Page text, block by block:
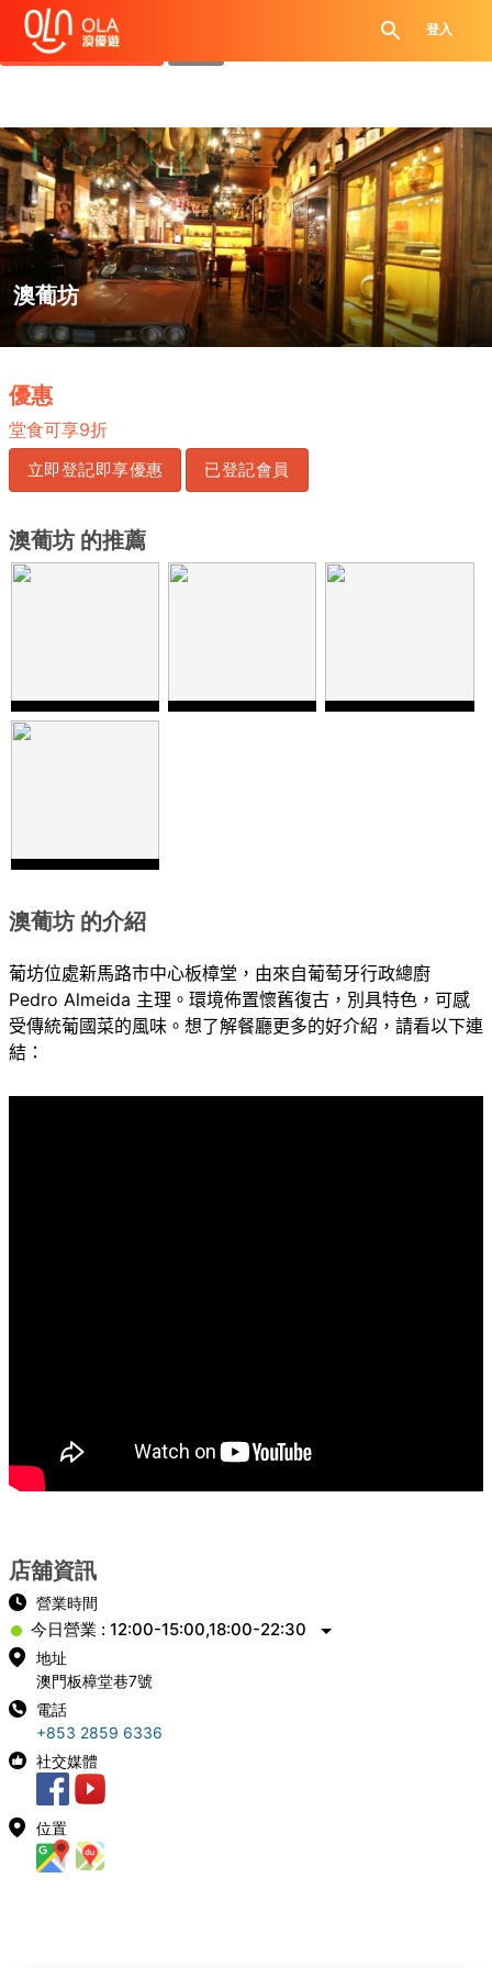
登入
領取每日優惠券
查看`我的優惠記錄`
澳葡坊
.
優惠
堂食可享9折
立即登記即享優惠 已登記會員
澳葡坊 的推薦
澳葡坊 的介紹
葡坊位處新馬路市中心板樟堂，由來自葡萄牙行政總廚
Pedro Almeida 主理。環境佈置懷舊復古，別具特色，可感
受傳統葡國菜的風味。想了解餐廳更多的好介紹，請看以下連
結：
店舖資訊
營業時間
今日營業 : 12:00-15:00,18:00-22:30
地址
澳門板樟堂巷7號
電話
+853 2859 6336
社交媒體
位置